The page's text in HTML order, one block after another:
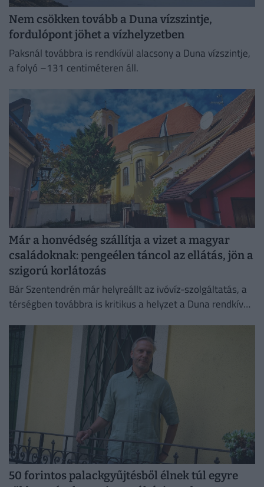
Nem csökken tovább a Duna vízszintje,
fordulópont jöhet a vízhelyzetben
Paksnál továbbra is rendkívül alacsony a Duna vízszintje,
a folyó –131 centiméteren áll.
Már a honvédség szállítja a vizet a magyar
családoknak: pengeélen táncol az ellátás, jön a
szigorú korlátozás
Bár Szentendrén már helyreállt az ivóvíz-szolgáltatás, a
térségben továbbra is kritikus a helyzet a Duna rendkívül
50 forintos palackgyűjtésből élnek túl egyre